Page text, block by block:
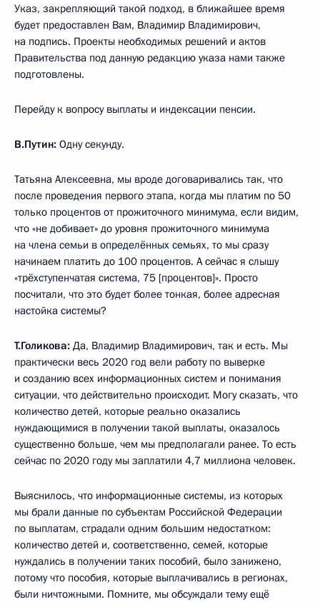
Указ, закрепляющий такой подход, в ближайшее время
будет предоставлен Вам, Владимир Владимирович,
на подпись. Проекты необходимых решений и актов
Правительства под данную редакцию указа нами также
подготовлены.
Перейду к вопросу выплаты и индексации пенсии.
В.Путин: Одну секунду.
Татьяна Алексеевна, мы вроде договаривались так, что
после проведения первого этапа, когда мы платим по 50
только процентов от прожиточного минимума, если видим,
что «не добивает» до уровня прожиточного минимума
на члена семьи в определённых семьях, то мы сразу
начинаем платить до 100 процентов. А сейчас я слышу
«трёхступенчатая система, 75 [процентов]». Просто
посчитали, что это будет более тонкая, более адресная
настойка системы?
Т.Голикова: Да, Владимир Владимирович, так и есть. Мы
практически весь 2020 год вели работу по выверке
и созданию всех информационных систем и понимания
ситуации, что действительно происходит. Могу сказать, что
количество детей, которые реально оказались
нуждающимися в получении такой выплаты, оказалось
существенно больше, чем мы предполагали ранее. То есть
сейчас по 2020 году мы заплатили 4,7 миллиона человек.
Выяснилось, что информационные системы, из которых
мы брали данные по субъектам Российской Федерации
по выплатам, страдали одним большим недостатком:
количество детей и, соответственно, семей, которые
нуждались в получении таких пособий, было занижено,
потому что пособия, которые выплачивались в регионах,
были ничтожными. Помните, мы обсуждали тему ещё